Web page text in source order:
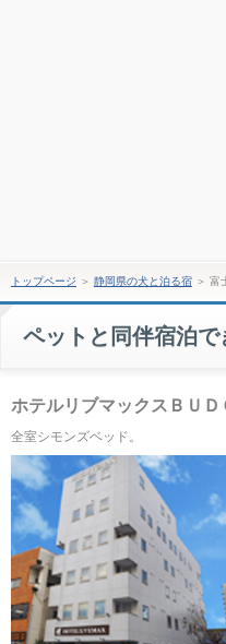
トップページ ＞ 静岡県の犬と泊る宿＞ 富
ペットと同伴宿泊
ホテルリブマックスＢＵ
全室シモンズベッド。